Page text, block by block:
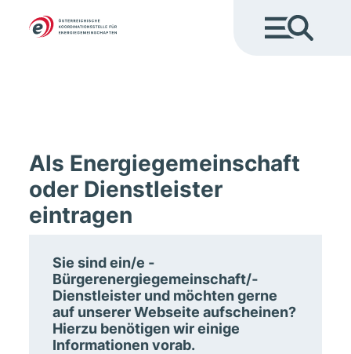
Als Energiegemeinschaft
oder Dienstleister
eintragen
Sie sind ein/e ­
Bürgerenergiegemeinschaft/­
Dienstleister und möchten gerne
auf unserer Webseite aufscheinen?
Hierzu benötigen wir einige
Informationen vorab.